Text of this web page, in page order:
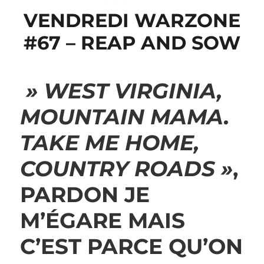
VENDREDI WARZONE
#67 – REAP AND SOW
» WEST VIRGINIA,
MOUNTAIN MAMA.
TAKE ME HOME,
COUNTRY ROADS »,
PARDON JE
M’ÉGARE MAIS
C’EST PARCE QU’ON